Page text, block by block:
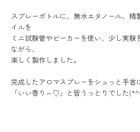
スプレーボトルに、無水エタノール、精
イルを
ミニ試験管やビーカーを使い、少し実験
ながら、
楽しく製作しました。
完成したアロマスプレーをシュっと手首
「いい香り～♡」と皆うっとりでした